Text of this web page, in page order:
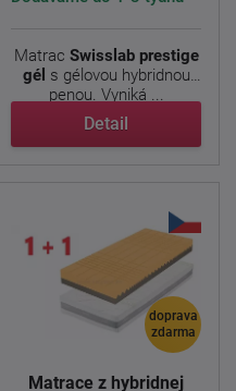
Matrac Swisslab prestige
gél s gélovou hybridnou
penou. Vyniká ...
Detail
doprava
zdarma
Matrace z hybridnej